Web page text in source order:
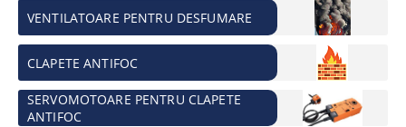
VENTILATOARE PENTRU DESFUMARE
CLAPETE ANTIFOC
SERVOMOTOARE PENTRU CLAPETE
ANTIFOC